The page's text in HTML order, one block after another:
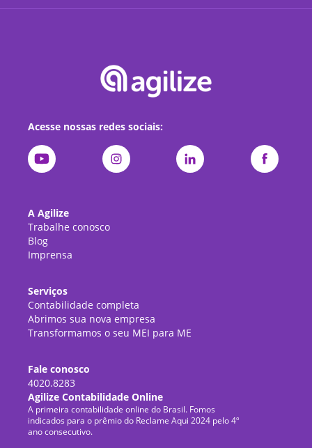
Acesse nossas redes sociais:
A Agilize
Trabalhe conosco
Blog
Imprensa
Serviços
Contabilidade completa
Abrimos sua nova empresa
Transformamos o seu MEI para ME
Fale conosco
4020.8283
Agilize Contabilidade Online
A primeira contabilidade online do Brasil. Fomos
indicados para o prêmio do Reclame Aqui 2024 pelo 4º
ano consecutivo.